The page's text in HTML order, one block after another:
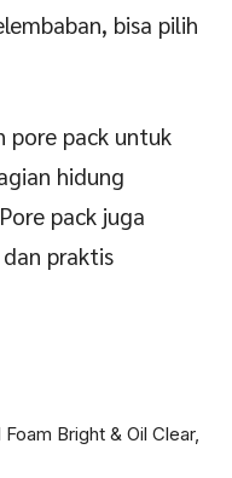
bisa pilih
pore pack untuk
hidung
pack juga
praktis
Bright & Oil Clear,